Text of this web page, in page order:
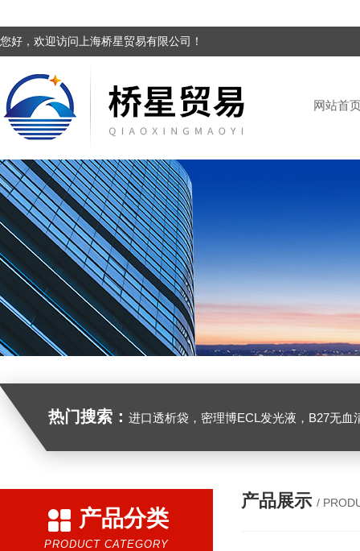
您好，欢迎访问上海桥星贸易有限公司！
网站首
热门搜索： 进口透析袋，密理博ECL发光液，B27无血清培养基，N2培养基，紫外酶标板，Gibco胶原酶，
产品分类
PRODUCT CATEGORY
产品展示 /